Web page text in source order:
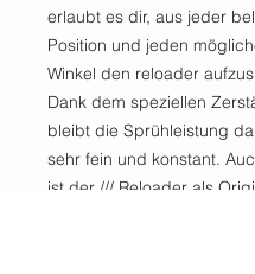
erlaubt es dir, aus jeder
Position und jeden
Winkel den reloader
Dank dem speziellen
bleibt die Sprühleistung
sehr fein und konstant.
ist der /// Reloader als